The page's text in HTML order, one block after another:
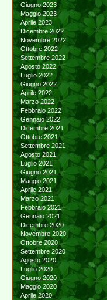
Giugno 2023
Maggio 2023
Aprile 2023
Dicembre 2022
Novembre 2022
Ottobre 2022
Settembre 2022
Agosto 2022
Luglio 2022
Giugno 2022
Aprile 2022
Marzo 2022
Febbraio 2022
Gennaio 2022
Dicembre 2021
Ottobre 2021
Settembre 2021
Agosto 2021
Luglio 2021
Giugno 2021
Maggio 2021
Aprile 2021
Marzo 2021
Febbraio 2021
Gennaio 2021
Dicembre 2020
Novembre 2020
Ottobre 2020
Settembre 2020
Agosto 2020
Luglio 2020
Giugno 2020
Maggio 2020
Aprile 2020